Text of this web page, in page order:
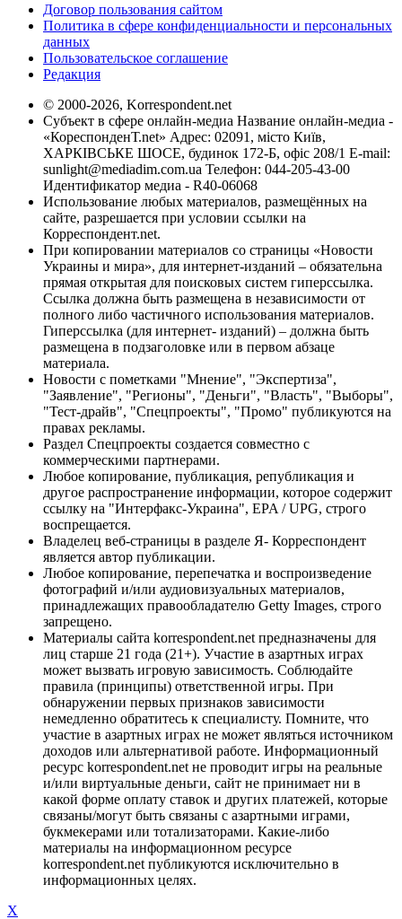
Договор пользования сайтом
Политика в сфере конфиденциальности и персональных
данных
Пользовательское соглашение
Редакция
© 2000-2026, Korrespondent.net
Субъект в сфере онлайн-медиа Название онлайн-медиа -
«КореспонденТ.net» Адрес: 02091, місто Київ,
ХАРКІВСЬКЕ ШОСЕ, будинок 172-Б, офіс 208/1 E-mail:
sunlight@mediadim.com.ua Телефон: 044-205-43-00
Идентификатор медиа - R40-06068
Использование любых материалов, размещённых на
сайте, разрешается при условии ссылки на
Корреспондент.net.
При копировании материалов со страницы «Новости
Украины и мира», для интернет-изданий – обязательна
прямая открытая для поисковых систем гиперссылка.
Ссылка должна быть размещена в независимости от
полного либо частичного использования материалов.
Гиперссылка (для интернет- изданий) – должна быть
размещена в подзаголовке или в первом абзаце
материала.
Новости с пометками "Мнение", "Экспертиза",
"Заявление", "Регионы", "Деньги", "Власть", "Выборы",
"Тест-драйв", "Спецпроекты", "Промо" публикуются на
правах рекламы.
Раздел Спецпроекты создается совместно с
коммерческими партнерами.
Любое копирование, публикация, републикация и
другое распространение информации, которое содержит
ссылку на "Интерфакс-Украина", EPA / UPG, строго
воспрещается.
Владелец веб-страницы в разделе Я- Корреспондент
является автор публикации.
Любое копирование, перепечатка и воспроизведение
фотографий и/или аудиовизуальных материалов,
принадлежащих правообладателю Getty Images, строго
запрещено.
Материалы сайта korrespondent.net предназначены для
лиц старше 21 года (21+). Участие в азартных играх
может вызвать игровую зависимость. Соблюдайте
правила (принципы) ответственной игры. При
обнаружении первых признаков зависимости
немедленно обратитесь к специалисту. Помните, что
участие в азартных играх не может являться источником
доходов или альтернативой работе. Информационный
ресурс korrespondent.net не проводит игры на реальные
и/или виртуальные деньги, сайт не принимает ни в
какой форме оплату ставок и других платежей, которые
связаны/могут быть связаны с азартными играми,
букмекерами или тотализаторами. Какие-либо
материалы на информационном ресурсе
korrespondent.net публикуются исключительно в
информационных целях.
X